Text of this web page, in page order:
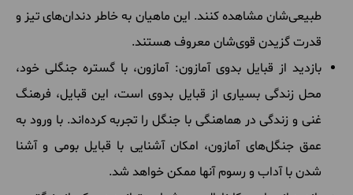
طبیعی‌شان مشاهده کنند. این ماهیان به خاطر دندان‌های تیز و
قدرت گزیدن قوی‌شان معروف هستند.
بازدید از قبایل بدوی آمازون: آمازون، با گستره جنگلی خود،
محل زندگی بسیاری از قبایل بدوی است، این قبایل، فرهنگ
غنی و زندگی در هماهنگی با جنگل را تجربه کرده‌اند. با ورود به
عمق جنگل‌های آمازون، امکان آشنایی با قبایل بومی و آشنا
شدن با آداب و رسوم آنها ممکن خواهد شد.